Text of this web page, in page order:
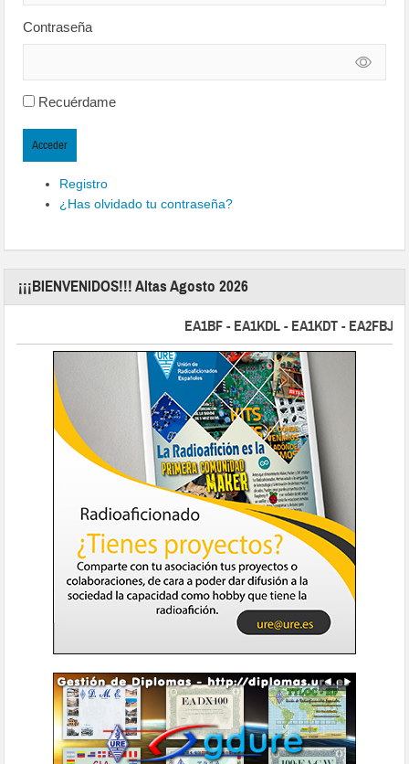
Contraseña
Recuérdame
Acceder
Registro
¿Has olvidado tu contraseña?
¡¡¡BIENVENIDOS!!! Altas Agosto 2026
EA1BF - EA1KDL - EA1KDT - EA2FBJ -